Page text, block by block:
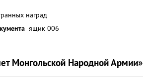
наград
ящик 006
Монгольской Народной Армии»